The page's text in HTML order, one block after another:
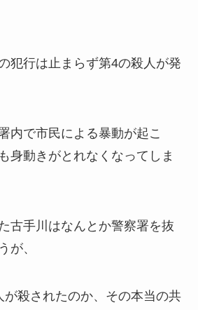
犯行は止まらず第4の殺人が発
内で市民による暴動が起こ
身動きがとれなくなってしま
古手川はなんとか警察署を抜
が、
が殺されたのか、その本当の共